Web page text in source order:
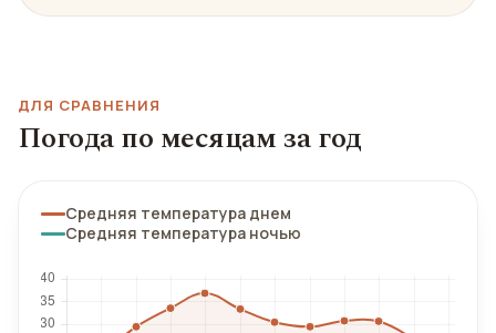
ДЛЯ СРАВНЕНИЯ
Погода по месяцам за год
Средняя температура днем
Средняя температура ночью